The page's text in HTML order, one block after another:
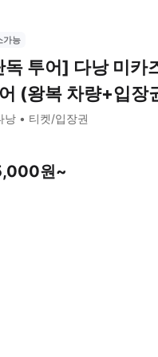
가능
투어] 다낭 미카
(왕복 차량+입장
낭 티켓/입장권
원~